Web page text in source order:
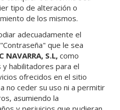
tipo de alteración o
de los mismos.
adecuadamente el
que le sea
NAVARRA, S.L, como
habilitadores para el
ofrecidos en el sitio
no ceder su uso ni a permitir
asumiendo la